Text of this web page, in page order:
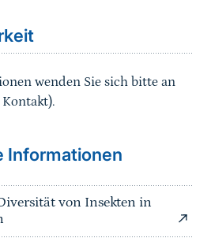
wenden Sie sich bitte an
Informationen
von Insekten in